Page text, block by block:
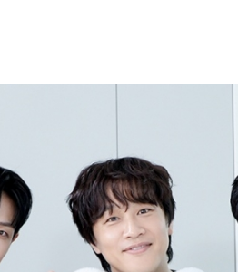
진짜 ‘국가대표 남편’ 됐다! 마라톤
에 “비상식적인 짓을 사랑으로 포장하
치> 오는 8일 개최
) 첫 방송 확정! 10년째 장기연애중 서